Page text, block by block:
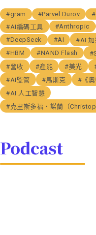
#gram #Parvel Durov
#AI編碼工具
#Anthropic
#DeepSeek
#AI #AI 加
#HBM
#NAND Flash
#營收
#產能 #美光
#AI監管
#馬斯克
#《奧
#AI 人工智慧
#克里斯多福・諾蘭（
Podcast